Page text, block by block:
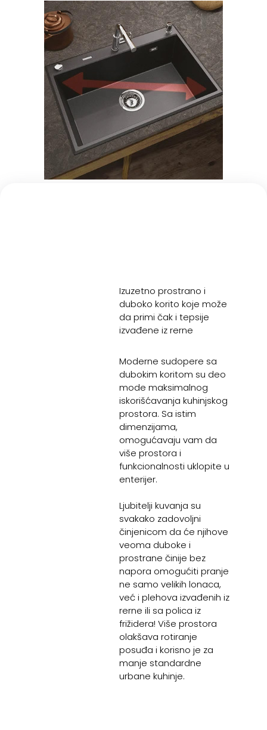
Izuzetno prostrano i
duboko korito koje može
da primi čak i tepsije
izvađene iz rerne
Moderne sudopere sa
dubokim koritom su deo
mode maksimalnog
iskorišćavanja kuhinjskog
prostora. Sa istim
dimenzijama,
omogućavaju vam da
više prostora i
funkcionalnosti uklopite u
enterijer.
Ljubitelji kuvanja su
svakako zadovoljni
činjenicom da će njihove
veoma duboke i
prostrane činije bez
napora omogućiti pranje
ne samo velikih lonaca,
već i plehova izvađenih iz
rerne ili sa polica iz
frižidera! Više prostora
olakšava rotiranje
posuđa i korisno je za
manje standardne
urbane kuhinje.